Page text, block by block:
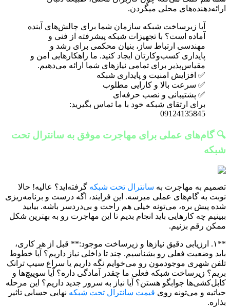
ارائه‌دهنده‌های محلی میگردن.
آیا زیرساخت شبکه سازمان شما برای چالش‌های آینده
آماده است؟ با تجهیزات شبکه پیشرفته از فنی و
مهندسی ارتباط ساز، بنیان محکمی برای رشد و
پایداری کسب‌وکارتان ایجاد کنید. ما راهکارهایی امن و
مقیاس‌پذیر برای تمامی نیازهای شما ارائه می‌دهیم.
✅ افزایش امنیت و پایداری شبکه
✅ سرعت بالا و کارایی مطلوب
✅ پشتیبانی و نصب حرفه‌ای
برای ارتقای شبکه خود با ما تماس بگیرید:
09124135845
🔍 گام‌های عملی برای مهاجرت موفق به سانترال تحت
شبکه
تصمیم به مهاجرت به سانترال تحت شبکه گرفته‌اید؟ عالیه! حالا
نوبت به گام‌های عملی میرسه. این فرایند، اگه درست و برنامه‌ریزی
شده پیش بره، می‌تونه خیلی هم راحت و بی‌دردسر باشه. بیایید
ببینیم چه کارهایی باید انجام بدیم تا این مهاجرت رو به بهترین شکل
ممکن رقم بزنیم.
**۱. ارزیابی دقیق نیازها و زیرساخت موجود:** قبل از هر کاری،
باید وضعیت فعلی رو بشناسیم. چند تا داخلی نیاز داریم؟ آیا خطوط
تلفن شهری موجودمون رو می‌خوایم نگه داریم یا سراغ سیپ ترانک
بریم؟ زیرساخت شبکه فعلی ما چقدر آمادگی داره؟ آیا سوییچ‌ها و
کابل‌کشی‌ها جوابگو هستن؟ آیا نیاز به سرور جدید داریم؟ این مرحله
حیاتیه و می‌تونه روی قیمت سانترال تحت شبکه نهایی حسابی تاثیر
بذاره.